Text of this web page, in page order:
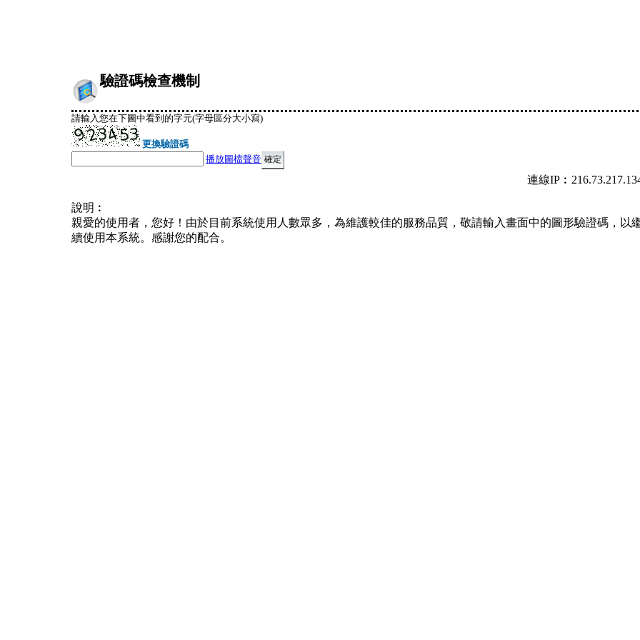
驗證碼檢查機制
請輸入您在下圖中看到的字元(字母區分大小寫)
更換驗證碼
播放圖檔聲音
連線
說明︰
親愛的使用者，您好！由於目前系統使用人數眾多，為維護較佳的服務品質，敬請輸入畫面中的圖形驗證碼，以
續使用本系統。感謝您的配合。